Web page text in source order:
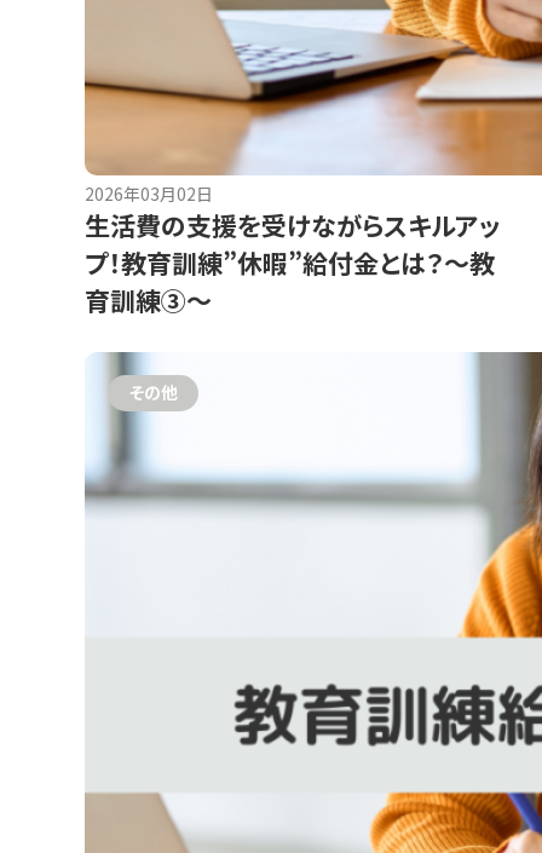
2026年03月02日
生活費の支援を受けながらスキルアッ
プ！教育訓練”休暇”給付金とは？～教
育訓練③～
その他